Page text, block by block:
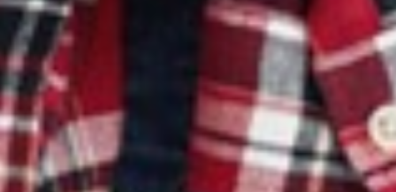
$299